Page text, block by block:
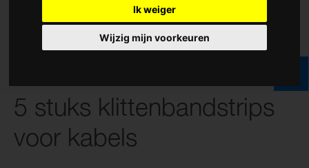
Ik weiger
Wijzig mijn voorkeuren
5 stuks klittenbandstrips
voor kabels